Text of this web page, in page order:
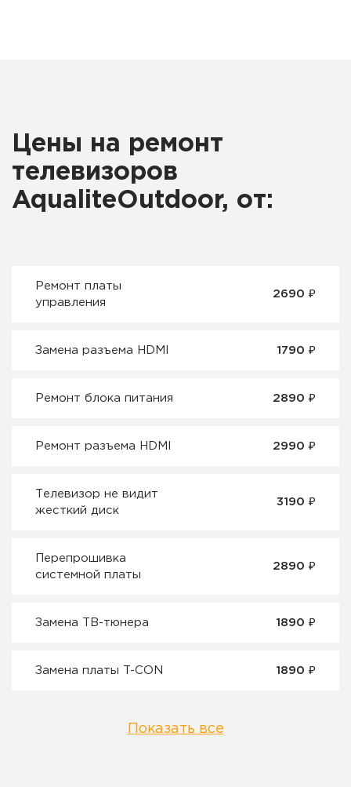
Цены на ремонт
телевизоров
AqualiteOutdoor, от:
Ремонт платы
управления
2690 ₽
Замена разъема HDMI 1790 ₽
Ремонт блока питания 2890 ₽
Ремонт разъема HDMI 2990 ₽
Телевизор не видит
жесткий диск
3190 ₽
Перепрошивка
системной платы
2890 ₽
Замена ТВ-тюнера 1890 ₽
Замена платы T-CON 1890 ₽
Показать все